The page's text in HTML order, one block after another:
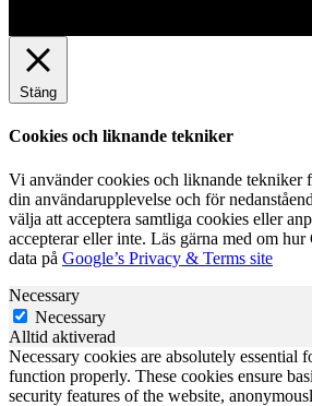
Stäng
Cookies och liknande tekniker
Vi använder cookies och liknande tekniker
din användarupplevelse och för
välja att acceptera samtliga cookies eller
accepterar eller inte. Läs gärna med om
data på Google’s Privacy & Terms site
Necessary
Necessary
Alltid aktiverad
Necessary cookies are absolutely essential
function properly. These cookies ensure
security features of the website,